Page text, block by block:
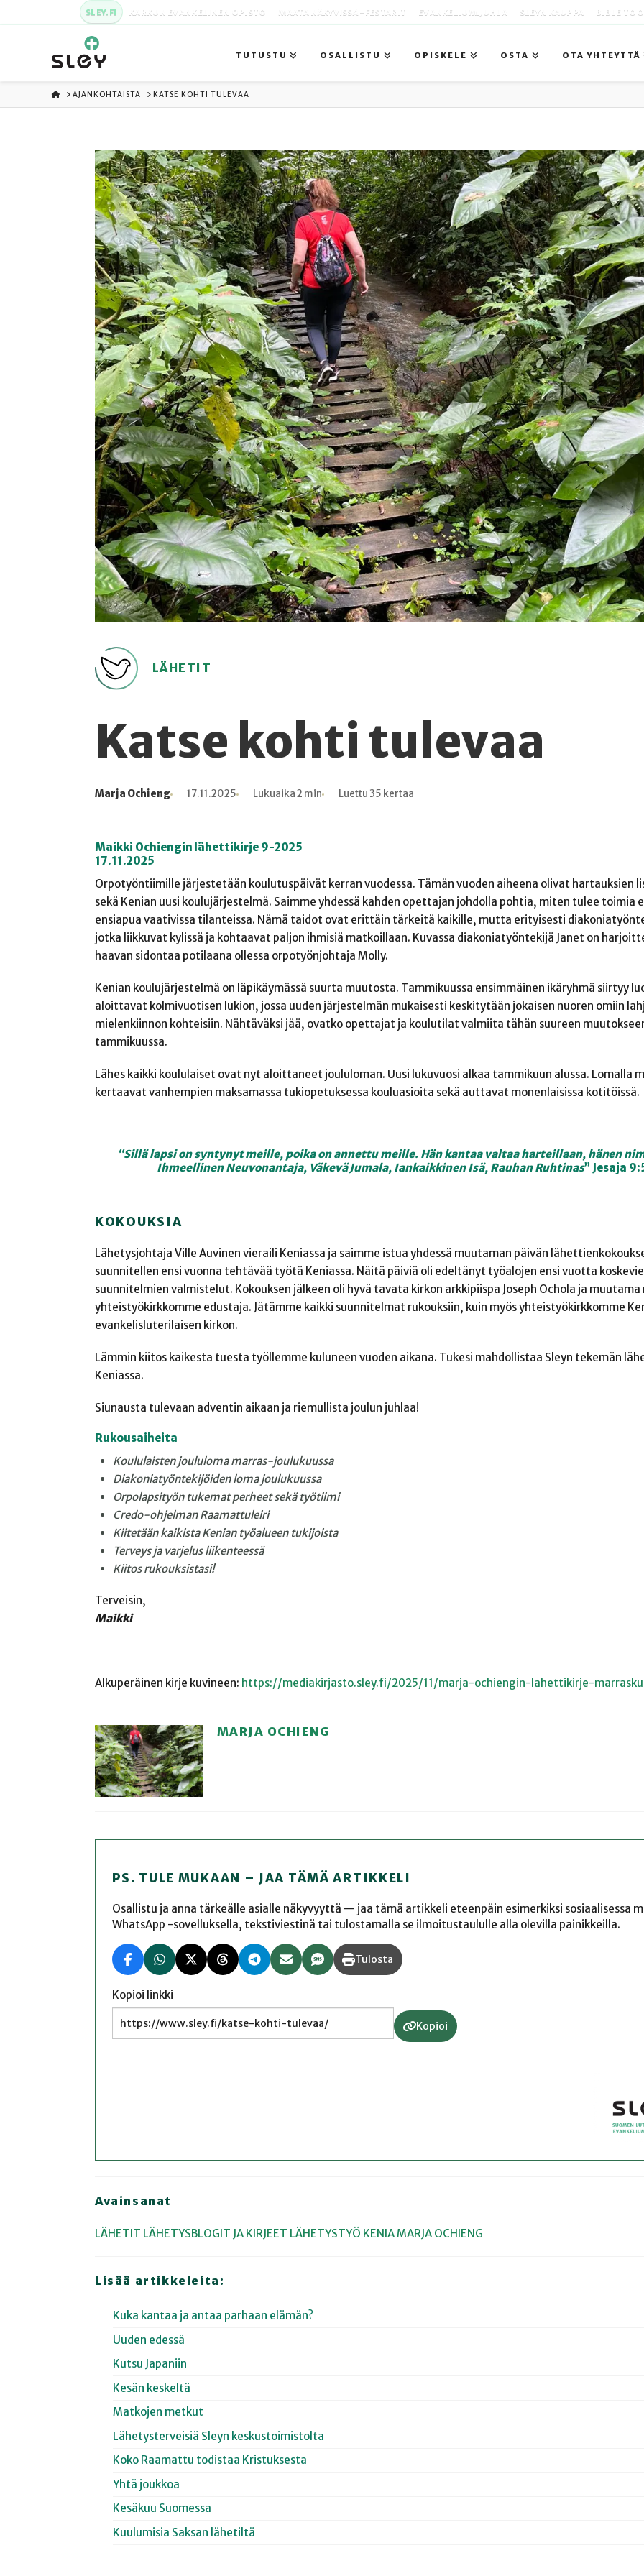
SLEY.FI KARKUN EVANKELINEN OPISTO MAATA NÄKYVISSÄ -FESTARIT EVANKELIUMIJUHLA SLEYN KAUPPA BIBLE
TUTUSTU OSALLISTU OPISKELE OSTA OTA YHTEYTTÄ
ETUSIVU
AJANKOHTAISTA KATSE KOHTI TULEVAA
LÄHETIT
Katse kohti tulevaa
Kirjoittaja
Marja Ochieng
Julkaistu 17.11.2025
Lukuaika Lukuaika 2 min
Lukukertoja Luettu 35 kertaa
Maikki Ochiengin lähettikirje 9-2025
17.11.2025
Orpotyöntiimille järjestetään koulutuspäivät kerran vuodessa. Tämän vuoden aiheena olivat hartauksien
sekä Kenian uusi koulujärjestelmä. Saimme yhdessä kahden opettajan johdolla pohtia, miten tulee toimia
ensiapua vaativissa tilanteissa. Nämä taidot ovat erittäin tärkeitä kaikille, mutta erityisesti
jotka liikkuvat kylissä ja kohtaavat paljon ihmisiä matkoillaan. Kuvassa diakoniatyöntekijä Janet on
haavan sidontaa potilaana ollessa orpotyönjohtaja Molly.
Kenian koulujärjestelmä on läpikäymässä suurta muutosta. Tammikuussa ensimmäinen ikäryhmä siirtyy
aloittavat kolmivuotisen lukion, jossa uuden järjestelmän mukaisesti keskitytään jokaisen nuoren omiin
mielenkiinnon kohteisiin. Nähtäväksi jää, ovatko opettajat ja koulutilat valmiita tähän suureen
tammikuussa.
Lähes kaikki koululaiset ovat nyt aloittaneet joululoman. Uusi lukuvuosi alkaa tammikuun alussa. Lomalla
kertaavat vanhempien maksamassa tukiopetuksessa kouluasioita sekä auttavat monenlaisissa kotitöissä.
“Sillä lapsi on syntynyt meille, poika on annettu meille. Hänkantaa valtaa harteillaan, hänen
IhmeellinenNeuvonantaja, Väkevä Jumala, Iankaikkinen Isä, RauhanRuhtinas” Jesaja
KOKOUKSIA
Lähetysjohtaja Ville Auvinen vieraili Keniassa ja saimme istua yhdessä muutaman päivän
suunnitellen ensi vuonna tehtävää työtä Keniassa. Näitä päiviä oli edeltänyt työalojen ensi vuotta
suunnitelmien valmistelut. Kokouksen jälkeen oli hyvä tavata kirkon arkkipiispa Joseph Ochola ja muutama
yhteistyökirkkomme edustaja. Jätämme kaikki suunnitelmat rukouksiin, kuin myös yhteistyökirkkomme
evankelisluterilaisen kirkon.
Lämmin kiitos kaikesta tuesta työllemme kuluneen vuoden aikana. Tukesi mahdollistaa Sleyn tekemän
Keniassa.
Siunausta tulevaan adventin aikaan ja riemullista joulun juhlaa!
Rukousaiheita
Koululaisten joululoma marras-joulukuussa
Diakoniatyöntekijöiden loma joulukuussa
Orpolapsityön tukemat perheet sekä työtiimi
Credo-ohjelman Raamattuleiri
Kiitetään kaikista Kenian työalueen tukijoista
Terveys ja varjelus liikenteessä
Kiitos rukouksistasi!
Terveisin,
Maikki
Alkuperäinen kirje kuvineen: https://mediakirjasto.sley.fi/2025/11/marja-ochiengin-lahettikirje-
MARJA OCHIENG
PS. TULE MUKAAN – JAA TÄMÄ ARTIKKELI
Osallistu ja anna tärkeälle asialle näkyvyyttä — jaa tämä artikkeli eteenpäin esimerkiksi sosiaalisessa
WhatsApp -sovelluksella, tekstiviestinä tai tulostamalla se ilmoitustaululle alla olevilla painikkeilla.
Tulosta
Kopioi linkki
Kopioi
Avainsanat
LÄHETIT LÄHETYSBLOGIT JA KIRJEET LÄHETYSTYÖ KENIAMARJA OCHIENG
Lisää artikkeleita:
Kuka kantaa ja antaa parhaan elämän?
Uuden edessä
Kutsu Japaniin
Kesän keskeltä
Matkojen metkut
Lähetysterveisiä Sleyn keskustoimistolta
Koko Raamattu todistaa Kristuksesta
Yhtä joukkoa
Kesäkuu Suomessa
Kuulumisia Saksan lähetiltä